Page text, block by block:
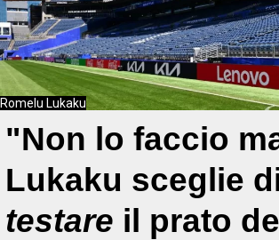
Romelu Lukaku
"Non lo faccio
Lukaku sceglie
testare il prato del